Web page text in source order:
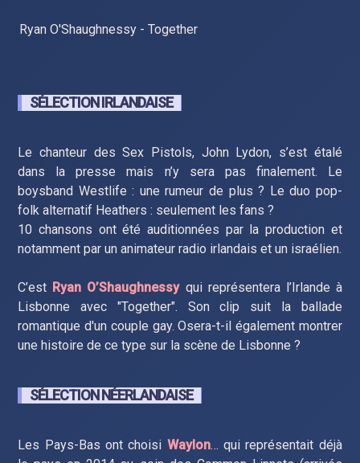
Ryan O'Shaughnessy - Together
SÉLECTION IRLANDAISE
Le chanteur des Sex Pistols, John Lydon, s’est étalé
dans la presse mais n’y sera pas finalement. Le
boysband Westlife : une rumeur de plus ? Le duo pop-
folk alternatif Heathers : seulement les fans ?
10 chansons ont été auditionnées par la production et
notamment par un animateur radio irlandais et un israélien.
C’est Ryan O’Shaughnessyqui représentera l’Irlande à
Lisbonne avec "Together". Son clip suit la ballade
romantique d'un couple gay. Osera-t-il également montrer
une histoire de ce type sur la scène de Lisbonne ?
SÉLECTION NÉERLANDAISE
Les Pays-Bas ont choisi Waylon… qui représentait déjà